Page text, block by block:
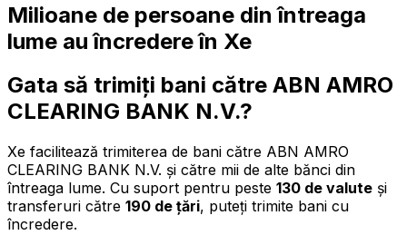
Milioane de persoane din întreaga
lume au încredere în Xe
Gata să trimiți bani către ABN AMRO
CLEARING BANK N.V.?
Xe facilitează trimiterea de bani către ABN AMRO
CLEARING BANK N.V. și către mii de alte bănci din
întreaga lume. Cu suport pentru peste 130 de valute și
transferuri către 190 de țări, puteți trimite bani cu
încredere.